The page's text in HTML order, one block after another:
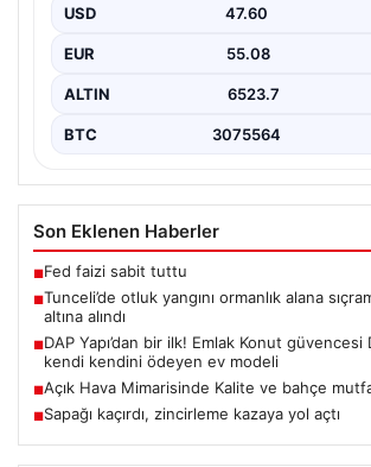
arasında bulunan otlaklık bölgede henüz
belirlenemeyen bir nedenle…
USD 47.60
EUR 55.08
ALTIN 6523.7
BTC 3075564
Son Eklenen Haberler
■Fed faizi sabit tuttu
■Tunceli’de otluk yangını ormanlık alana
altına alındı
■DAP Yapı’dan bir ilk! Emlak Konut
kendi kendini ödeyen ev modeli
■Açık Hava Mimarisinde Kalite ve bahçe
■Sapağı kaçırdı, zincirleme kazaya yol açtı